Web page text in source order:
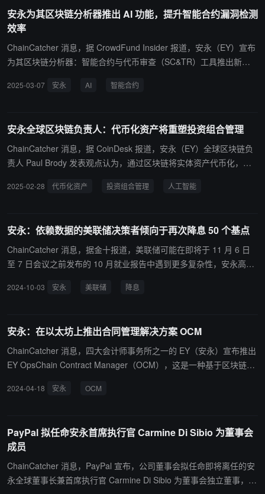
融机构而言，这一转变具有生存意义。安永强调，区块链代币化的真
正价值不仅在于流动性，更在于实时资本管理和风险优化。
安永为其区块链分析器推出 AI 功能，提升智能合约漏洞检测
效率
ChainCatcher 消息，据 CrowdFund Insider 报道，安永（EY）宣布
为其区块链分析器：智能合约与代币审查（SC&TR）工具推出新的
测，并简化合约模拟流程，实现更快速、更稳健的智能合约审查。 该
库进行训练，可支持审查人员并提高漏洞检测能力。自动化使客户能
够在保持相同资源的情况下实现更高的测试覆盖率，同时将安永团队
的审查时间减少 50%。 安永全球区块链负责人 Paul Brody 表
程中耗时且容易忽视漏洞的手动流程。我们的区块链分析器展示了区
2025-03-07 安永 AI 智能合约
安永全球区块链负责人：代币化资产将重塑投资组合管理
ChainCatcher 消息，据 CoinDesk 报道，安永（EY）全球区块链负
责人 Paul Brody 发表观点认为，通过区块链将实体资产代币化，可
息，从而重新定义投资组合管理方式。 Brody 指出，现代投资组合理
管理的默认选择。目前，机构投资者的投资组合中约 80% 集中在股
票和债券指数基金，而另类投资策略仅占 15-20%。 代币化资产的出
现将扩大可投资资产范围，让投资者能够接触到因数据稀缺或流动性
亚石油租约或纽约出租车牌照等实物资产代币化，可以生成连续、透
资产组合和积累 5-7 年的日常数据记录。随着人工智能驱动的自动化
投资工具普及，这一转变可能会比历史上的投资模式变革更快发生。
EY 将于 4 月 1-3 日举办全球区块链峰会，探讨数字资产在投资组合
2025-02-28 代币化资产 投资组合管理 人工智能
安永：依赖数据的美联储决策者倾向于再次降息 50 个基点
ChainCatcher 消息，据金十报道，美联储可能在即将于 11 月 6 日
至 7 日会议之前发布的 10 月就业报告中遇到更多复杂性，安永高级
大幅上升都可能使依赖数据的美联储决策者倾向于再次降息 50 个基
有两次 50 个基点的大幅降息。
2024-10-03 安永 美联储 降息
安永：在以太坊上推出合同管理解决方案 OCM
ChainCatcher 消息，四大会计师事务所之一的 EY（安永）宣布推出
EY OpsChain Contract Manager（OCM），这是一种基于区块链的
访问性，通过零知识证明（ZKP）技术实现数据隐私，增强合同完整
隐私，提高时间效率，并通过自动遵守约定条款实现成本削减。EY
OCM 可同步跨内部和外部运营及技术隔离的业务协议数据，统一执
行关键商业条款，如标准化定价、数量折扣和返利。
2024-04-18 安永 OCM
PayPal 拟任命安永首席执行官 Carmine Di Sibio 为董事会
成员
ChainCatcher 消息，PayPal 宣布，公司董事会拟任命即将离任的安
永全球董事长兼首席执行官 Carmine Di Sibio 为董事会独立董事，任